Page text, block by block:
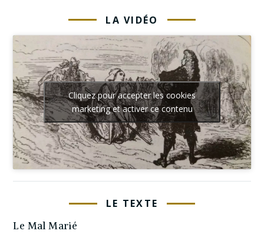
LA VIDÉO
Cliquez pour accepter les cookies
marketing et activer ce contenu
LE TEXTE
Le Mal Marié